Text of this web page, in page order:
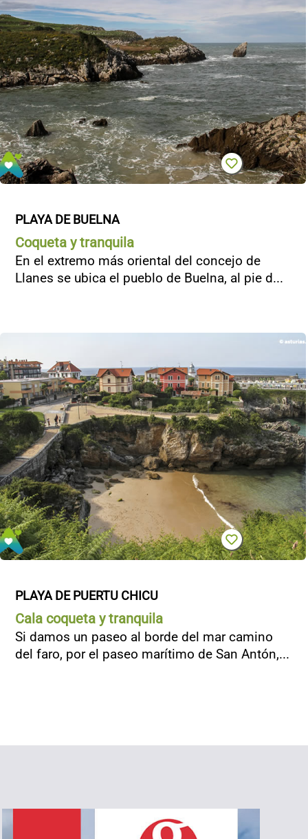
PLAYA DE BUELNA
Coqueta y tranquila
En el extremo más oriental del concejo de
Llanes se ubica el pueblo de Buelna, al pie d...
PLAYA DE PUERTU CHICU
Cala coqueta y tranquila
Si damos un paseo al borde del mar camino
del faro, por el paseo marítimo de San Antón,...